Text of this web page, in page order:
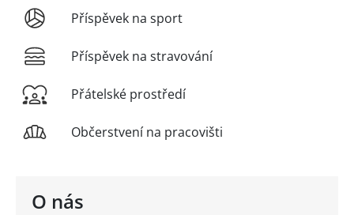
O nás
Příspěvek na sport
Příspěvek na stravování
Přátelské prostředí
Občerstvení na pracovišti